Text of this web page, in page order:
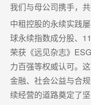
我们与母公司携手，
中租控股的永续实践
球永续指数成分股、
荣获《远见杂志》
力百强等权威认可。
金融、社会公益与合
续经营的道路奠定了坚